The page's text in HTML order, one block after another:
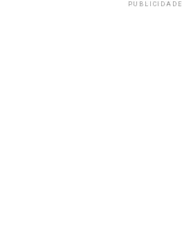
PUBLICIDADE